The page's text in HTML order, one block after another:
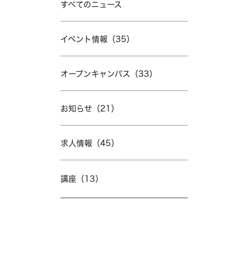
すべてのニュース
イベント情報（35）
オープンキャンパス（33）
お知らせ（21）
求人情報（45）
講座（13）